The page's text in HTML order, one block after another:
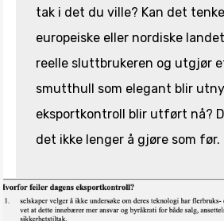
tak i det du ville? Kan det
europeiske eller nordiske
reelle sluttbrukeren og utgjør
smutthull som elegant blir
eksportkontroll blir utført nå?
det ikke lenger å gjøre som før.